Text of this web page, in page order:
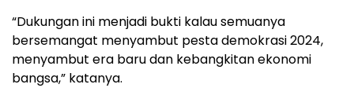
“Dukungan ini menjadi bukti kalau semuanya
bersemangat menyambut pesta demokrasi 2024,
menyambut era baru dan kebangkitan ekonomi
bangsa,” katanya.